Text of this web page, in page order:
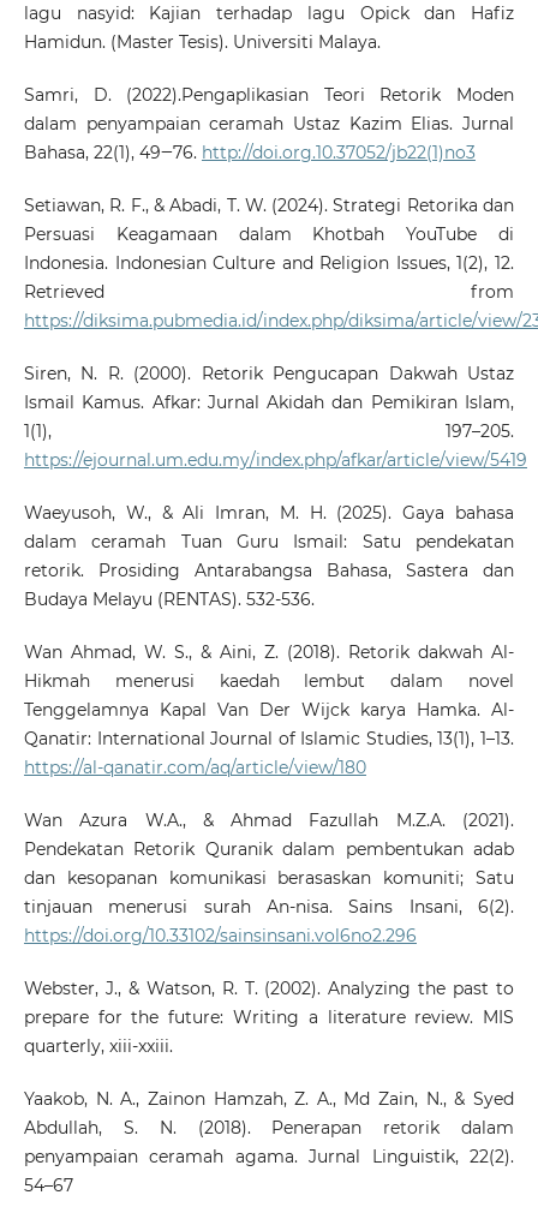
lagu nasyid: Kajian terhadap lagu Opick dan Hafiz
Hamidun. (Master Tesis). Universiti Malaya.
Samri, D. (2022).Pengaplikasian Teori Retorik Moden
dalam penyampaian ceramah Ustaz Kazim Elias. Jurnal
Bahasa, 22(1), 49‒76. http://doi.org.10.37052/jb22(1)no3
Setiawan, R. F., & Abadi, T. W. (2024). Strategi Retorika dan
Persuasi Keagamaan dalam Khotbah YouTube di
Indonesia. Indonesian Culture and Religion Issues, 1(2), 12.
Retrieved from
https://diksima.pubmedia.id/index.php/diksima/article/view/
Siren, N. R. (2000). Retorik Pengucapan Dakwah Ustaz
Ismail Kamus. Afkar: Jurnal Akidah dan Pemikiran Islam,
1(1), 197–205.
https://ejournal.um.edu.my/index.php/afkar/article/view/5419
Waeyusoh, W., & Ali Imran, M. H. (2025). Gaya bahasa
dalam ceramah Tuan Guru Ismail: Satu pendekatan
retorik. Prosiding Antarabangsa Bahasa, Sastera dan
Budaya Melayu (RENTAS). 532-536.
Wan Ahmad, W. S., & Aini, Z. (2018). Retorik dakwah Al-
Hikmah menerusi kaedah lembut dalam novel
Tenggelamnya Kapal Van Der Wijck karya Hamka. Al-
Qanatir: International Journal of Islamic Studies, 13(1), 1–13.
https://al-qanatir.com/aq/article/view/180
Wan Azura W.A., & Ahmad Fazullah M.Z.A. (2021).
Pendekatan Retorik Quranik dalam pembentukan adab
dan kesopanan komunikasi berasaskan komuniti; Satu
tinjauan menerusi surah An-nisa. Sains Insani, 6(2).
https://doi.org/10.33102/sainsinsani.vol6no2.296
Webster, J., & Watson, R. T. (2002). Analyzing the past to
prepare for the future: Writing a literature review. MIS
quarterly, xiii-xxiii.
Yaakob, N. A., Zainon Hamzah, Z. A., Md Zain, N., & Syed
Abdullah, S. N. (2018). Penerapan retorik dalam
penyampaian ceramah agama. Jurnal Linguistik, 22(2).
54–67